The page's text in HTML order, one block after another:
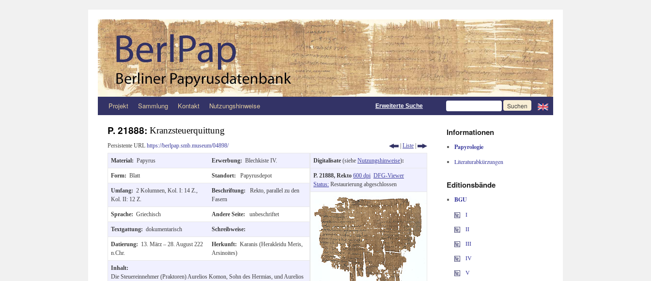
Zum
springen
Projekt Sammlung Kontakt Nutzungshinweise Erweiterte Suche
P. 21888: Kranzsteuerquittung
Persistente URL https://berlpap.smb.museum/04898/ | Liste |
Material: Papyrus Erwerbung: Blechkiste IV.
Form: Blatt Standort: Papyrusdepot
Umfang: 2 Kolumnen, Kol. I: 14 Z.,
Kol. II: 12 Z.
Beschriftung:
Rekto, parallel zu den
Fasern
Sprache: Griechisch Andere Seite: unbeschriftet
Textgattung: dokumentarisch Schreibweise:
Datierung: 13. März – 28. August 222
n.Chr.
Herkunft: Karanis (Herakleidu Meris,
Arsinoites)
Inhalt:
Die Steuereinnehmer (Praktoren) Aurelios Komon, Sohn des Hermias, und Aurelios
Digitalisate (siehe Nutzungshinweise):
P. 21888, Rekto 600 dpi DFG-Viewer
Status: Restaurierung abgeschlossen
Informationen
Papyrologie
Literaturabkürzungen
Editionsbände
BGU
I
II
III
IV
V